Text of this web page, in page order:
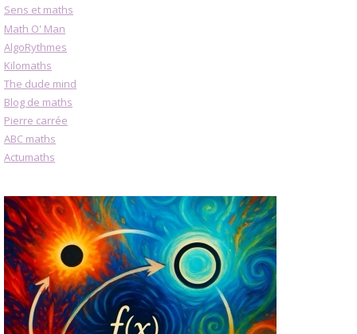
Sens et maths
Math O' Man
AlgoRythmes
Kilomaths
The dude mind
Blog de maths
Pierre carrée
ABC maths
Actumaths